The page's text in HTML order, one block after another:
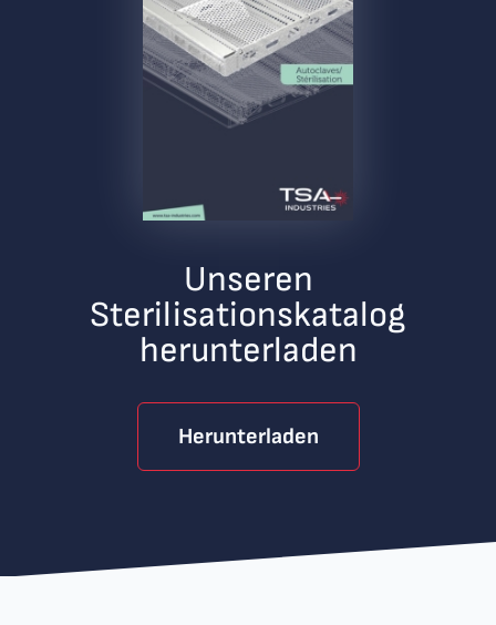
Unseren
Sterilisationskatalog
herunterladen
Herunterladen